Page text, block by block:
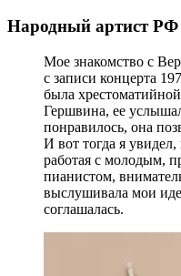
Народный артист
Мое знакомство с
с записи концерта
была
Гершвина, ее
понравилось, она
И вот тогда я
работая с молодым,
пианистом,
выслушивала мои
соглашалась.